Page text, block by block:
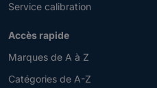
Service calibration
Accès rapide
Marques de A à Z
Catégories de A-Z